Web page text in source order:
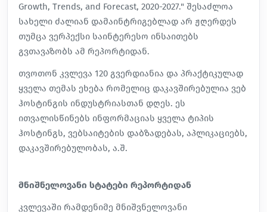
Growth, Trends, and Forecast, 2020-2027." შესაძლოა
სახელი ძალიან დამაინტრიგებლად არ ჟღერდეს
თუმცა ვერპექსი საინტერესო ინსაითებს
გვთავაზობს ამ რეპორტიდან.
თვოთონ კვლევა 120 გვერდიანია და პრაქტიკულად
ყველა თემას ეხება რომელიც დაკავშირებულია ვებ
ჰოსტინგის ინდუსტრიასთან დღეს. ეს
ითვალისწინებს ინფორმაციას ყველა ტიპის
ჰოსტინგს, ვებსაიტების დაბზადებას, აპლიკაციებს,
დაკავშირებულობას, ა.შ.
მნიშნელოვანი სტატები რეპორტიდან
კვლევაში რამდენიმე მნიშვნელოვანი